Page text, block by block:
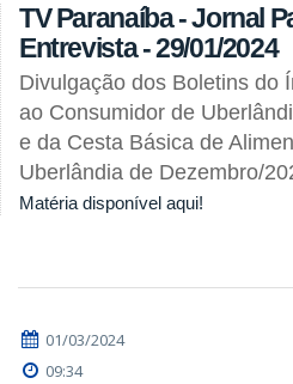
TV Paranaíba - Jornal
Entrevista - 29/01/2024
Divulgação dos Boletins do
ao Consumidor de
e da Cesta Básica de
Uberlândia de Dezembro/
Matéria disponível aqui!
01/03/2024
09:34